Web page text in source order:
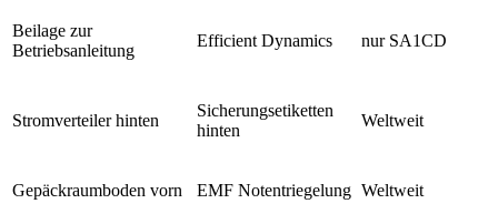
Beilage zur
Betriebsanleitung
Efficient Dynamics nur SA1CD
Stromverteiler hinten
Sicherungsetiketten
hinten
Weltweit
Gepäckraumboden vorn EMF Notentriegelung Weltweit